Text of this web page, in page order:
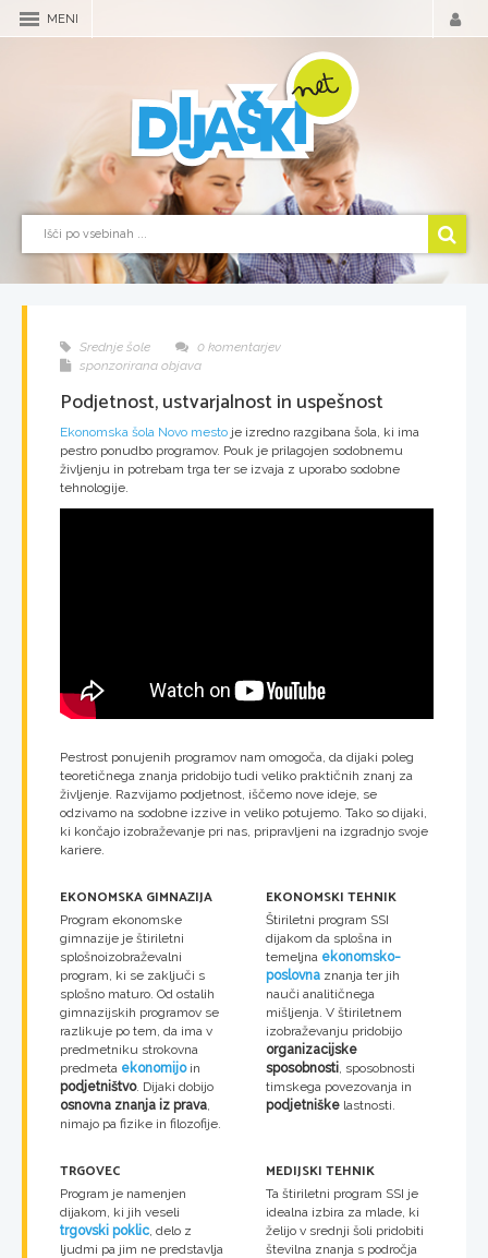
MENI
Srednje šole
0 komentarjev
sponzorirana objava
Podjetnost, ustvarjalnost in uspešnost
Ekonomska šola Novo mesto je izredno razgibana šola, ki ima
pestro ponudbo programov. Pouk je prilagojen sodobnemu
življenju in potrebam trga ter se izvaja z uporabo sodobne
tehnologije.
Pestrost ponujenih programov nam omogoča, da dijaki poleg
teoretičnega znanja pridobijo tudi veliko praktičnih znanj za
življenje. Razvijamo podjetnost, iščemo nove ideje, se
odzivamo na sodobne izzive in veliko potujemo. Tako so dijaki,
ki končajo izobraževanje pri nas, pripravljeni na izgradnjo svoje
kariere.
EKONOMSKA GIMNAZIJA
Program ekonomske
gimnazije je štiriletni
splošnoizobraževalni
program, ki se zaključi s
splošno maturo. Od ostalih
gimnazijskih programov se
razlikuje po tem, da ima v
predmetniku strokovna
predmeta ekonomijoin
podjetništvo. Dijaki dobijo
osnovna znanja iz prava,
nimajo pa fizike in filozofije.
EKONOMSKI TEHNIK
Štiriletni program SSI
dijakom da splošna in
temeljna ekonomsko-
poslovna znanja ter jih
nauči analitičnega
mišljenja. V štiriletnem
izobraževanju pridobijo
organizacijske
sposobnosti, sposobnosti
timskega povezovanja in
podjetniške lastnosti.
TRGOVEC
Program je namenjen
dijakom, ki jih veseli
trgovski poklic, delo z
ljudmi pa jim ne predstavlja
MEDIJSKI TEHNIK
Ta štiriletni program SSI je
idealna izbira za mlade, ki
želijo v srednji šoli pridobiti
številna znanja s področja